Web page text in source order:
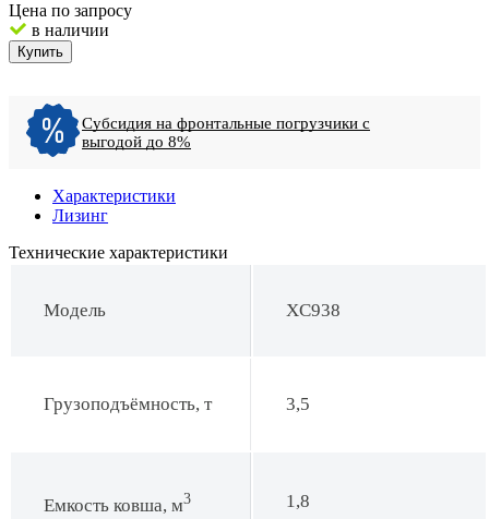
Цена по запросу
в наличии
Купить
Субсидия на фронтальные погрузчики с
выгодой до 8%
Характеристики
Лизинг
Технические характеристики
Модель XC938
Грузоподъёмность, т 3,5
Емкость ковша, м3 1,8